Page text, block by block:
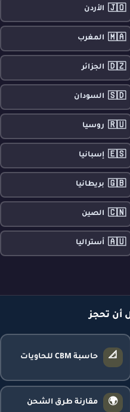
🇯🇴 الأردن
🇲🇦 المغرب
🇩🇿 الجزائر
🇸🇩 السودان
🇷🇺 روسيا
🇪🇸 إسبانيا
🇬🇧 بريطانيا
🇨🇳 الصين
🇦🇺 أستراليا
أن تحجز
📐 حاسبة CBM للحاويات
🌍 مقارنة طرق الشحن